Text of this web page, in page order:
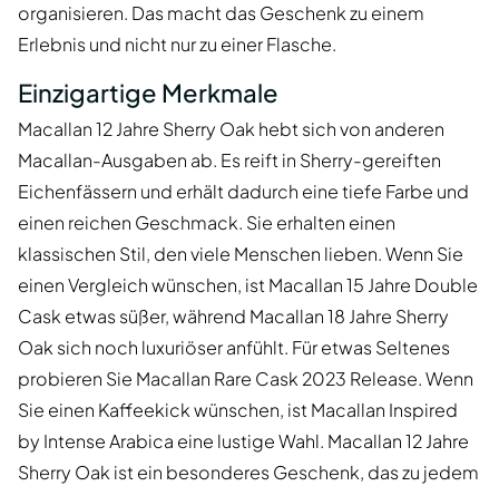
organisieren. Das macht das Geschenk zu einem
Erlebnis und nicht nur zu einer Flasche.
Einzigartige Merkmale
Macallan 12 Jahre Sherry Oak hebt sich von anderen
Macallan-Ausgaben ab. Es reift in Sherry-gereiften
Eichenfässern und erhält dadurch eine tiefe Farbe und
einen reichen Geschmack. Sie erhalten einen
klassischen Stil, den viele Menschen lieben. Wenn Sie
einen Vergleich wünschen, ist Macallan 15 Jahre Double
Cask etwas süßer, während Macallan 18 Jahre Sherry
Oak sich noch luxuriöser anfühlt. Für etwas Seltenes
probieren Sie Macallan Rare Cask 2023 Release. Wenn
Sie einen Kaffeekick wünschen, ist Macallan Inspired
by Intense Arabica eine lustige Wahl. Macallan 12 Jahre
Sherry Oak ist ein besonderes Geschenk, das zu jedem